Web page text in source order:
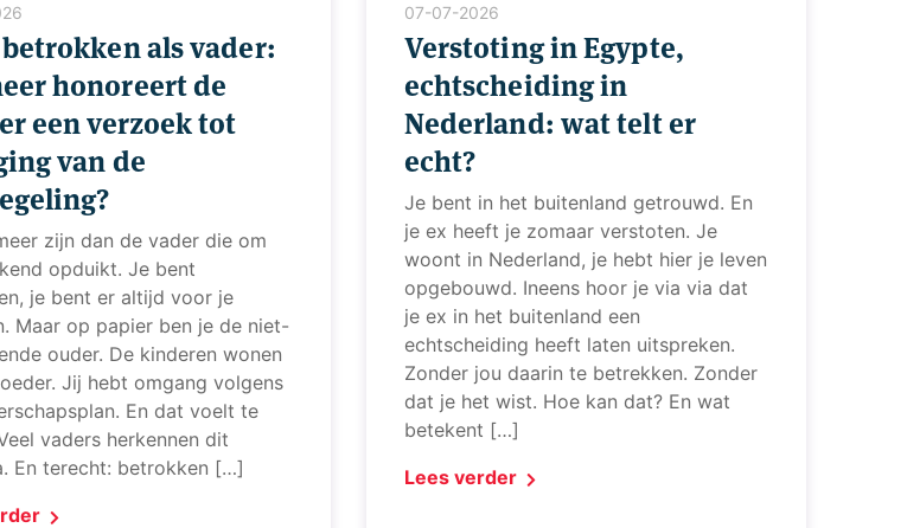
als vader:
honoreert de
een verzoek tot
van de
zijn dan de vader die om
opduikt. Je bent
je bent er altijd voor je
Maar op papier ben je de niet-
ouder. De kinderen wonen
Jij hebt omgang volgens
En dat voelt te
vaders herkennen dit
En terecht: betrokken […]
07-07-2026
Verstoting in Egypte,
echtscheiding in
Nederland: wat telt er
echt?
Je bent in het buitenland getrouwd. En
je ex heeft je zomaar verstoten. Je
woont in Nederland, je hebt hier je leven
opgebouwd. Ineens hoor je via via dat
je ex in het buitenland een
echtscheiding heeft laten uitspreken.
Zonder jou daarin te betrekken. Zonder
dat je het wist. Hoe kan dat? En wat
betekent […]
Lees verder